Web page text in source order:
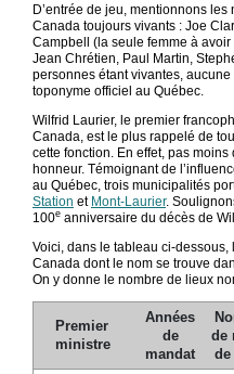
D’entrée de jeu, mentionnons
Canada toujours vivants : Joe
Campbell (la seule femme à
Jean Chrétien, Paul Martin,
personnes étant vivantes, aucune
toponyme officiel au Québec.
Wilfrid Laurier, le premier
Canada, est le plus rappelé de
cette fonction. En effet, pas
honneur. Témoignant de
au Québec, trois municipalités
Station et Mont-Laurier.
100e anniversaire du décès de
Voici, dans le tableau ci-
Canada dont le nom se trouve
On y donne le nombre de lieux
Premier
ministre
Années
de
mandat
de